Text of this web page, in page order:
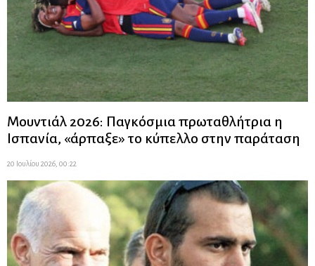
Μουντιάλ 2026: Παγκόσμια πρωταθλήτρια η
Ισπανία, «άρπαξε» το κύπελλο στην παράταση
20 Ιουλίου 2026, 00:22